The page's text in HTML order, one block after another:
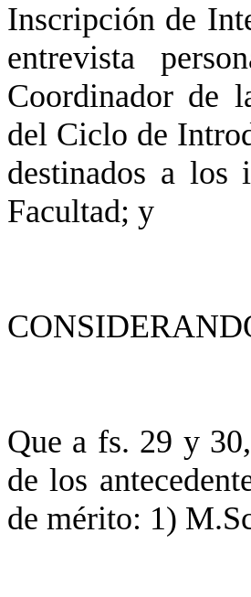
Inscripción de
entrevista
Coordinador de
del Ciclo de
destinados a los
Facultad; y
Que a fs. 29 y
de los
de mérito: 1)